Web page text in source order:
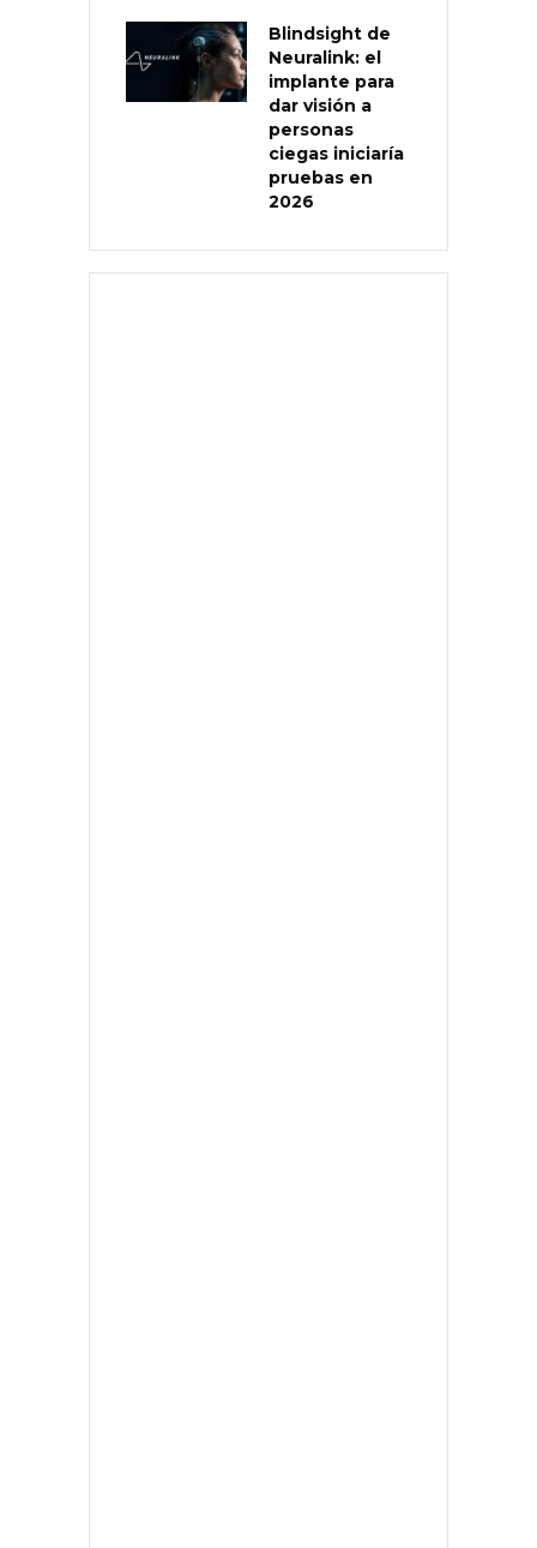
Blindsight de
Neuralink: el
implante para
dar visión a
personas
ciegas iniciaría
pruebas en
2026